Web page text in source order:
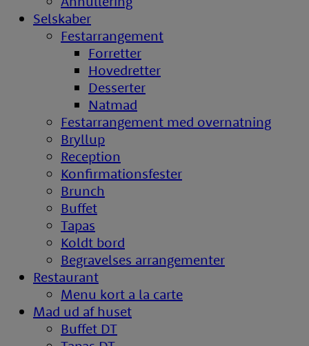
Selskaber
Festarrangement
Forretter
Hovedretter
Desserter
Natmad
Festarrangement med overnatning
Bryllup
Reception
Konfirmationsfester
Brunch
Buffet
Tapas
Koldt bord
Begravelses arrangementer
Restaurant
Menu kort a la carte
Mad ud af huset
Buffet DT